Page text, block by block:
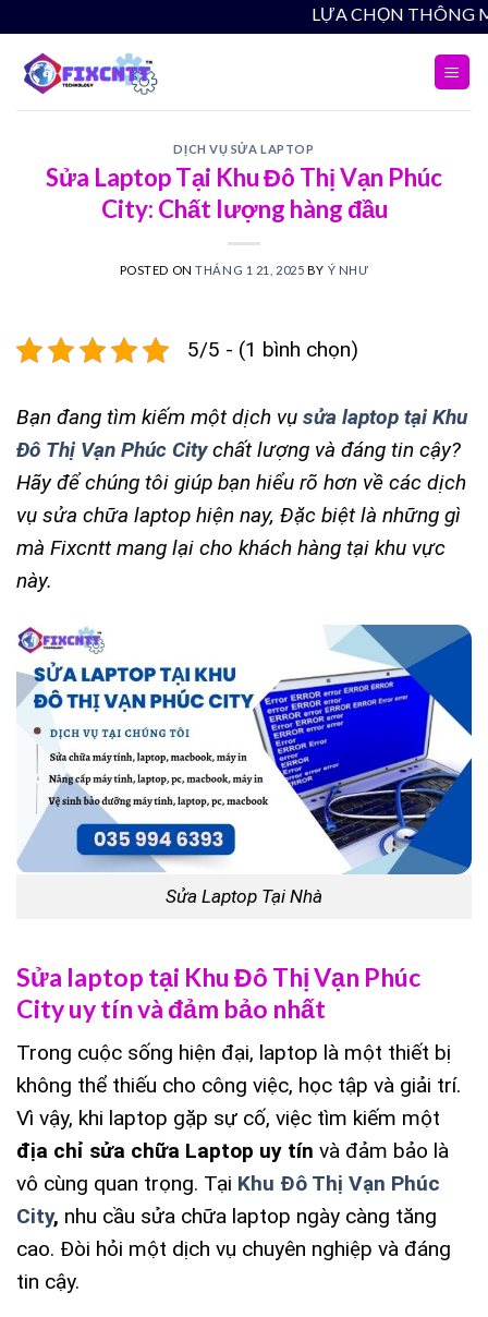
to
content
LỰA
DỊCH VỤ SỬA LAPTOP
Sửa Laptop Tại Khu Đô Thị Vạn Phúc
City: Chất lượng hàng đầu
POSTED ONTHÁNG 1 21, 2025 BY Ý NHƯ
5/5 - (1 bình chọn)
Bạn đang tìm kiếm một dịch vụ sửa laptop tại Khu
Đô Thị Vạn Phúc City chất lượng và đáng tin cậy?
Hãy để chúng tôi giúp bạn hiểu rõ hơn về các dịch
vụ sửa chữa laptop hiện nay, Đặc biệt là những gì
mà Fixcntt mang lại cho khách hàng tại khu vực
này.
Sửa Laptop Tại Nhà
Sửa laptop tại Khu Đô Thị Vạn Phúc
City uy tín và đảm bảo nhất
Trong cuộc sống hiện đại, laptop là một thiết bị
không thể thiếu cho công việc, học tập và giải trí.
Vì vậy, khi laptop gặp sự cố, việc tìm kiếm một
địa chỉ sửa chữa Laptop uy tín và đảm bảo là
vô cùng quan trọng. Tại Khu Đô Thị Vạn Phúc
City, nhu cầu sửa chữa laptop ngày càng tăng
cao. Đòi hỏi một dịch vụ chuyên nghiệp và đáng
tin cậy.